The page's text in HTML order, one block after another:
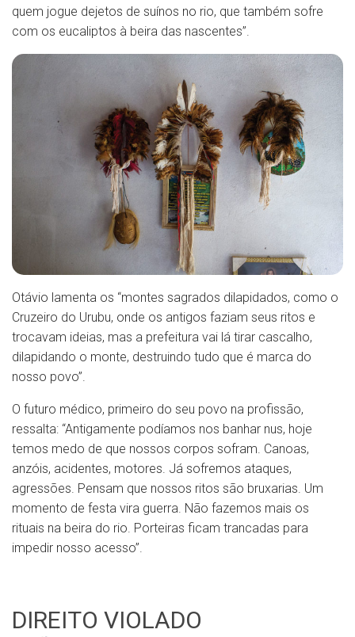
quem jogue dejetos de suínos no rio, que também sofre
com os eucaliptos à beira das nascentes”.
Otávio lamenta os “montes sagrados dilapidados, como o
Cruzeiro do Urubu, onde os antigos faziam seus ritos e
trocavam ideias, mas a prefeitura vai lá tirar cascalho,
dilapidando o monte, destruindo tudo que é marca do
nosso povo”.
O futuro médico, primeiro do seu povo na profissão,
ressalta: “Antigamente podíamos nos banhar nus, hoje
temos medo de que nossos corpos sofram. Canoas,
anzóis, acidentes, motores. Já sofremos ataques,
agressões. Pensam que nossos ritos são bruxarias. Um
momento de festa vira guerra. Não fazemos mais os
rituais na beira do rio. Porteiras ficam trancadas para
impedir nosso acesso”.
DIREITO VIOLADO